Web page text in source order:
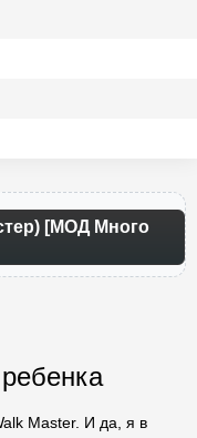
[МОД Много
Master. И да, я в